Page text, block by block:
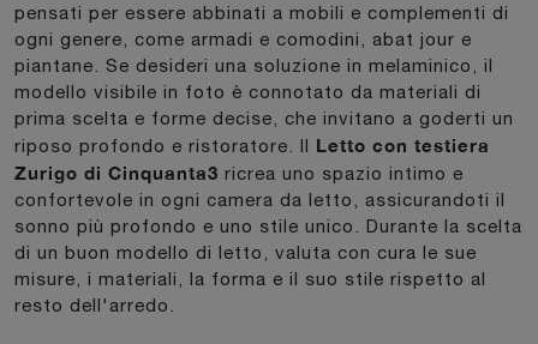
pensati per essere abbinati a mobili e complementi di
ogni genere, come armadi e comodini, abat jour e
piantane. Se desideri una soluzione in melaminico, il
modello visibile in foto è connotato da materiali di
prima scelta e forme decise, che invitano a goderti un
riposo profondo e ristoratore. Il Letto con testiera
Zurigo di Cinquanta3 ricrea uno spazio intimo e
confortevole in ogni camera da letto, assicurandoti il
sonno più profondo e uno stile unico. Durante la scelta
di un buon modello di letto, valuta con cura le sue
misure, i materiali, la forma e il suo stile rispetto al
resto dell'arredo.